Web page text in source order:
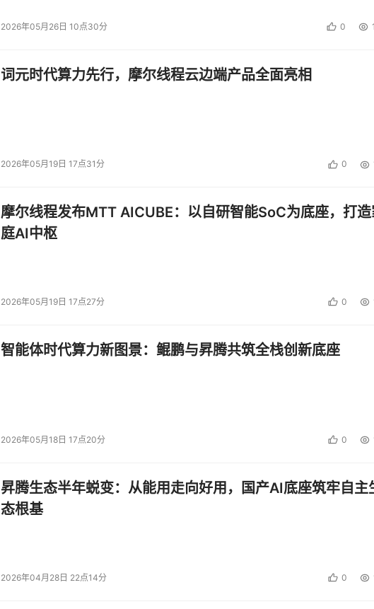
2026年05月26日 10点30分 0
词元时代算力先行，摩尔线程云边端产品全面亮相
2026年05月19日 17点31分 0
摩尔线程发布MTT AICUBE：以自研智能SoC为底座，打
庭AI中枢
2026年05月19日 17点27分 0
智能体时代算力新图景：鲲鹏与昇腾共筑全栈创新底座
2026年05月18日 17点20分 0
昇腾生态半年蜕变：从能用走向好用，国产AI底座筑牢自主
态根基
2026年04月28日 22点14分 0